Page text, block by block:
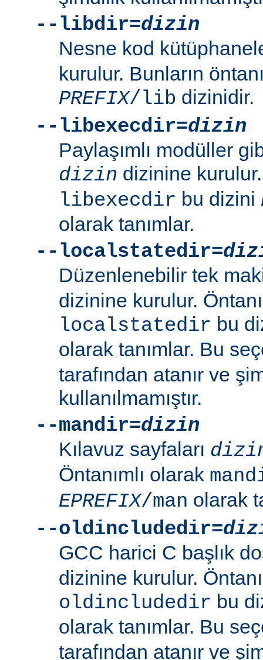
--libdir=dizin
Nesne kod
kurulur. Bunların
PREFIX/lib dizinidir.
--libexecdir=dizin
Paylaşımlı modüller
dizin dizinine
libexecdir bu dizini
olarak tanımlar.
--localstatedir=
Düzenlenebilir tek
dizinine kurulur.
localstatedir bu
olarak tanımlar. Bu
tarafından atanır ve
kullanılmamıştır.
--mandir=dizin
Kılavuz sayfaları
Öntanımlı olarak
EPREFIX/man olarak
--oldincludedir=
GCC harici C başlık
dizinine kurulur.
oldincludedir bu
olarak tanımlar. Bu
tarafından atanır ve